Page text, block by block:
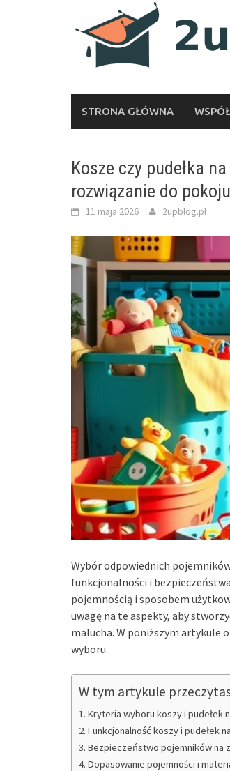
STRONA GŁÓWNA
Kosze czy pudełka
rozwiązanie do
11 maja 2026 2upblog.pl
Wybór odpowiednich
funkcjonalności i
pojemnością i sposobem
uwagę na te aspekty, aby
malucha. W poniższym artykule
wyboru.
W tym artykule
Kryteria wyboru koszy i pudełek
Funkcjonalność koszy i pudełek
Bezpieczeństwo pojemników na
Dopasowanie pojemności i